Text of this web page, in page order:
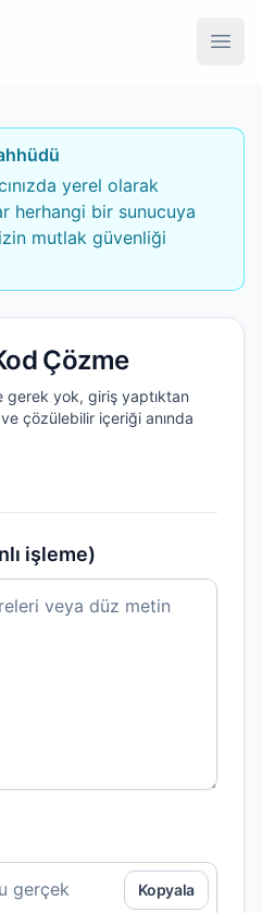
yerel olarak
herhangi bir sunucuya
mutlak güvenliği
Çözme
gerek yok, giriş yaptıktan
çözülebilir içeriği anında
işleme)
Kopyala